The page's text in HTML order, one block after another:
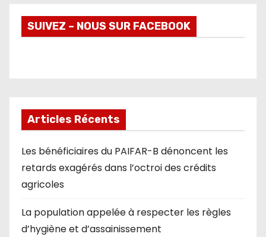
SUIVEZ – NOUS SUR FACEBOOK
Articles Récents
Les bénéficiaires du PAIFAR-B dénoncent les
retards exagérés dans l’octroi des crédits
agricoles
La population appelée à respecter les règles
d’hygiène et d’assainissement